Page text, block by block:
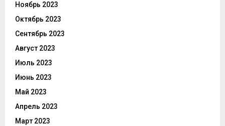
Ноябрь 2023
Октябрь 2023
Сентябрь 2023
Август 2023
Июль 2023
Июнь 2023
Май 2023
Апрель 2023
Март 2023